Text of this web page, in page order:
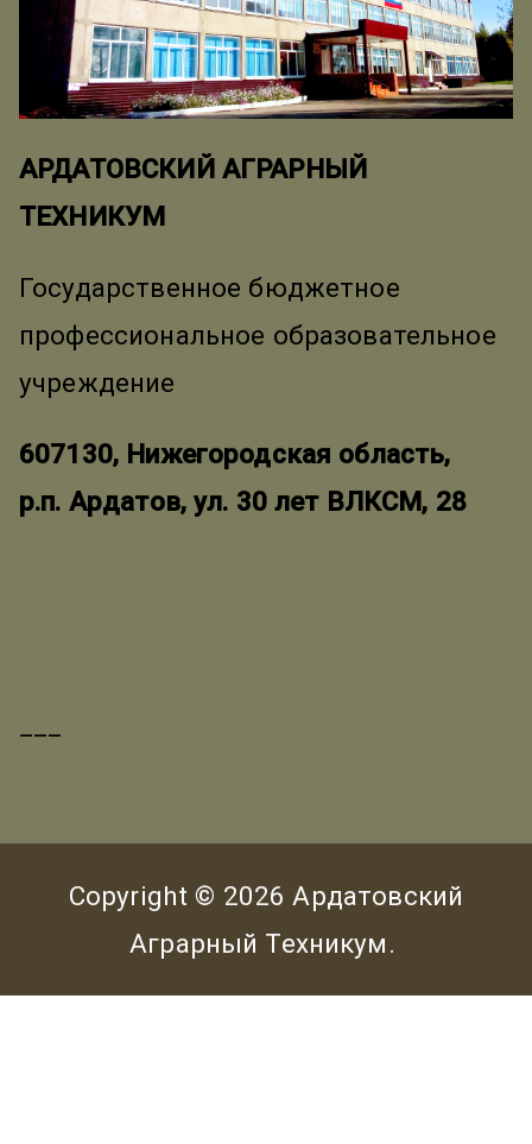
АРДАТОВСКИЙ АГРАРНЫЙ
ТЕХНИКУМ
Государственное бюджетное
профессиональное образовательное
учреждение
607130, Нижегородская область,
р.п. Ардатов, ул. 30 лет ВЛКСМ, 28
Copyright © 2026Ардатовский
Аграрный Техникум.